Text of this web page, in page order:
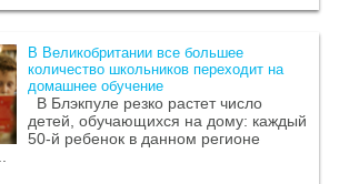
В Великобритании все большее
количество школьников переходит на
домашнее обучение
В Блэкпуле резко растет число
детей, обучающихся на дому: каждый
50-й ребенок в данном регионе